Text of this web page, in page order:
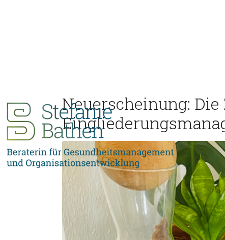
Neuerscheinung: